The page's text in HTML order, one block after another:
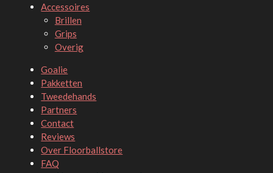
Accessoires
Brillen
Grips
Overig
Goalie
Pakketten
Tweedehands
Partners
Contact
Reviews
Over Floorballstore
FAQ